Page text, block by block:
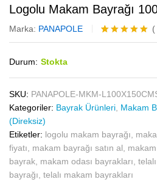
Logolu Makam Bayrağı
Marka: PANAPOLE
1
müşteri
aldı
(
Durum: Stokta
SKU: PANAPOLE-MKM-
Kategoriler: Bayrak Ürünleri Makam
(Direksiz)
Etiketler: logolu makam bayrağı
fiyatı
makam bayrağı satın al
bayrak makam odası bayrakları
bayrağı telalı makam bayrakları